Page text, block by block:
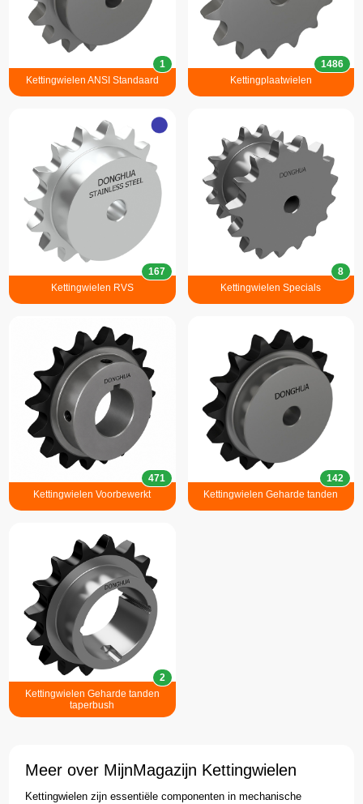
Meer over MijnMagazijn Kettingwielen
Kettingwielen zijn essentiële componenten in mechanische
Kettingwielen ANSI Standaard
1
Kettingplaatwielen
1486
Kettingwielen RVS
167
Kettingwielen Specials
8
Kettingwielen Voorbewerkt
471
Kettingwielen Geharde tanden
142
Kettingwielen Geharde tanden
taperbush
2